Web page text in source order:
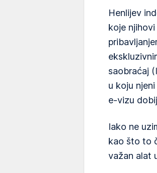
Henlijev
koje
saobraćaj
u koju
e-vizu
Iako ne
kao što to
važan alat